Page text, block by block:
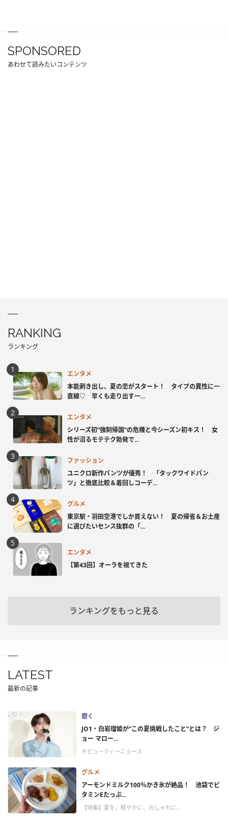
SPONSORED
あわせて読みたいコンテンツ
RANKING
ランキング
エンタメ
本能剥き出し、夏の恋がスタート！ タイプの異性に一
直線♡ 早くも走り出す一...
エンタメ
シリーズ初“強制帰国”の危機と今シーズン初キス！ 女
性が沼るモテテク勃発で...
ファッション
ユニクロ新作パンツが優秀！ 「タックワイドパン
ツ」と徹底比較＆着回しコーデ...
グルメ
東京駅・羽田空港でしか買えない！ 夏の帰省＆お土産
に選びたいセンス抜群の「...
エンタメ
【第43回】オーラを視てきた
ランキングをもっと見る
LATEST
最新の記事
磨く
JO1・白岩瑠姫が“この夏挑戦したこと”とは？ ジ
ョー マロー...
＃ビューティーニュース
グルメ
アーモンドミルク100％かき氷が絶品！ 池袋でビ
タミンEたっぷ...
【特集】夏を、軽やかに、おしゃれに。